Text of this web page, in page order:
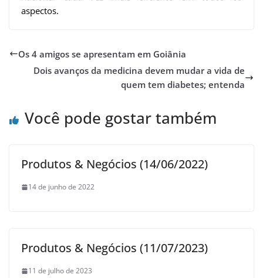
aspectos.
Os 4 amigos se apresentam em Goiânia
Dois avanços da medicina devem mudar a vida de
quem tem diabetes; entenda
Você pode gostar também
Produtos & Negócios (14/06/2022)
14 de junho de 2022
Produtos & Negócios (11/07/2023)
11 de julho de 2023